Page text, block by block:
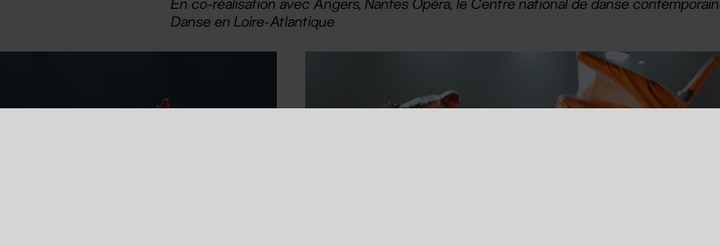
Danse en Loire-Atlantique